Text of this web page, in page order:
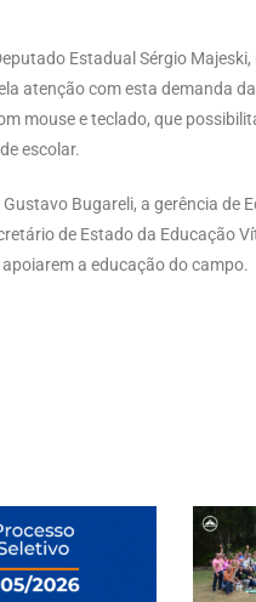
Estadual Sérgio
atenção com esta demanda
mouse e teclado, que
escolar.
Bugareli, a gerência de
de Estado da Educação
a educação do campo.